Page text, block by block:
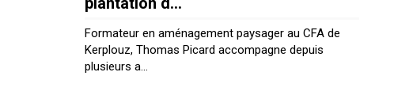
Formateur en aménagement paysager au CFA de
Kerplouz, Thomas Picard accompagne depuis
plusieurs a...